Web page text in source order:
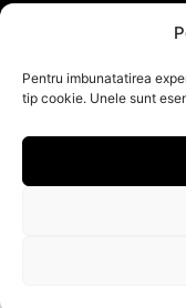
Pentru imbunatatirea
tip cookie. Unele sunt
©2023.